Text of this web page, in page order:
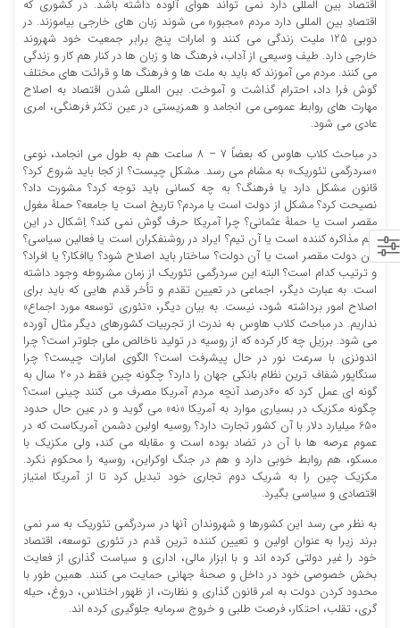
اقتصاد بین المللی دارد نمی تواند هوای آلوده داشته باشد. در کشوری که
اقتصادِ بین المللی دارد مردم «مجبور» می شوند زبان های خارجی بیاموزند. در
دوبی 125 ملیت زندگی می کنند و امارات پنج برابر جمعیت خود شهروند
خارجی دارد. طیف وسیعی از آداب، فرهنگ ها و زبان ها در کنار هم کار و زندگی
می کنند. مردم می آموزند که باید به ملت ها و فرهنگ ها و قرائت های مختلف
گوش فرا داد، احترام گذاشت و آموخت. بین المللی شدن اقتصاد به اصلاح
مهارت های روابط عمومی می انجامد و همزیستی در عین تکثر فرهنگی، امری
عادی می شود.
در مباحث کلاب هاوس که بعضاً 7 – 8 ساعت هم به طول می انجامد، نوعی
«سردرگمی تئوریک» به مشام می رسد. مشکل چیست؟ از کجا باید شروع کرد؟
قانون مشکل دارد یا فرهنگ؟ به چه کسانی باید توجه کرد؟ مشورت داد؟
نصیحت کرد؟ مشکل از دولت است یا مردم؟ تاریخ است یا جامعه؟ حملۀ مغول
مقصر است یا حملۀ عثمانی؟ چرا آمریکا حرف گوش نمی کند؟ اِشکال در این
تیم مذاکره کننده است یا آن تیم؟ ایراد در روشنفکران است یا فعالین سیاسی؟
این دولت مقصر است یا آن دولت؟ ساختار باید اصلاح شود؟ یاافکار؟ یا افراد؟
و ترتیب کدام است؟ البته این سردرگمی تئوریک از زمان مشروطه وجود داشته
است. به عبارت دیگر، اجماعی در تعیین تقدم و تأخر قدم هایی که باید برای
اصلاح امور برداشته شود، نیست. به بیان دیگر، «تئوری توسعه مورد اجماع»
نداریم. در مباحث کلاب هاوس به ندرت از تجربیات کشورهای دیگر مثال آورده
می شود. برزیل چه کار کرده که از روسیه در تولید ناخالص ملی جلوتر است؟ چرا
اندونزی با سرعت نور در حال پیشرفت است؟ الگوی امارات چیست؟ چرا
سنگاپور شفاف ترین نظام بانکی جهان را دارد؟ چگونه چین فقط در 20 سال به
گونه ای عمل کرد که 60درصد آنچه مردم آمریکا مصرف می کنند چینی است؟
چگونه مکزیک در بسیاری موارد به آمریکا «نه» می گوید و در عین حال حدود
650 میلیارد دلار با آن کشور تجارت دارد؟ روسیه اولین دشمن آمریکاست که در
عموم عرصه ها با آن در تضاد بوده است و مقابله می کند، ولی مکزیک با
مسکو، هم روابط خوبی دارد و هم در جنگ اوکراین، روسیه را محکوم نکرد.
مکزیک چین را به شریک دوم تجاری خود تبدیل کرد تا از آمریکا امتیاز
اقتصادی و سیاسی بگیرد.
به نظر می رسد این کشورها و شهروندان آنها در سردرگمی تئوریک به سر نمی
برند زیرا به عنوان اولین و تعیین کننده ترین قدم در تئوری توسعه، اقتصاد
خود را غیر دولتی کرده اند و با ابزار مالی، اداری و سیاست گذاری از فعایت
بخش خصوصی خود در داخل و صحنۀ جهانی حمایت می کنند. همین طور با
محدود کردن دولت به امر قانون گذاری و نظارت، از ظهور اختلاس، دروغ، حیله
گری، تقلب، احتکار، فرصت طلبی و خروج سرمایه جلوگیری کرده اند.